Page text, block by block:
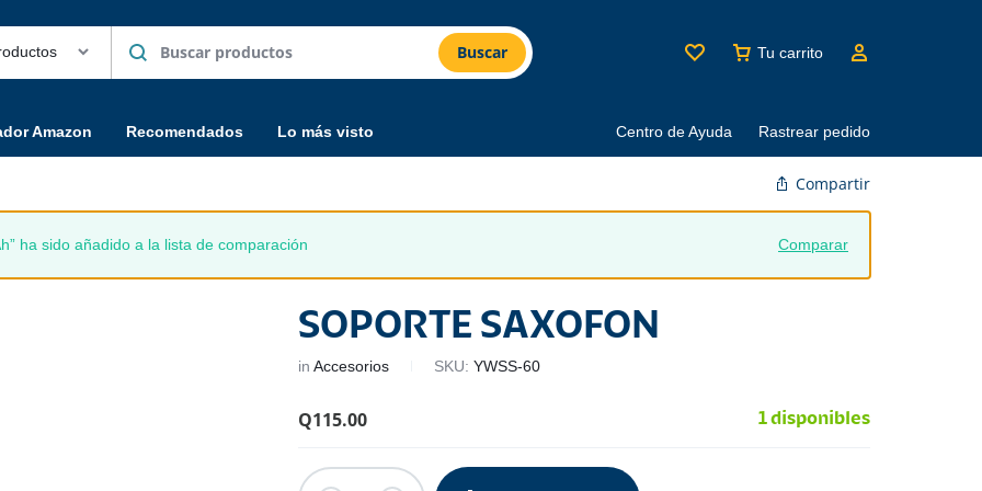
Buscar Tu carrito
Amazon Recomendados Lo más visto Centro de Ayuda Rastrear pedido
Compartir
Comparar
ha sido añadido a la lista de comparación
SOPORTE SAXOFON
inAccesorios SKU:YWSS-60
Q115.00 1 disponibles